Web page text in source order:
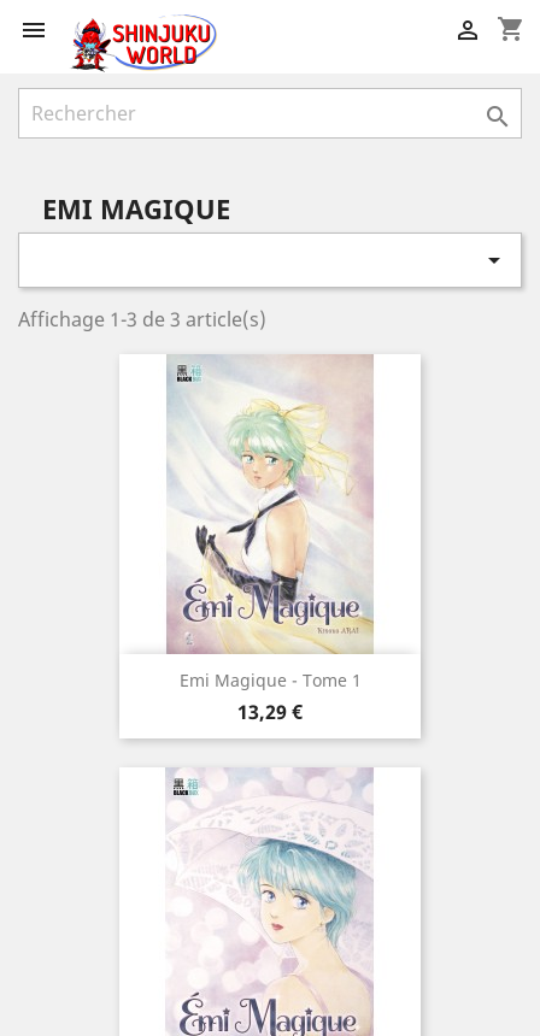
 shopping_cart


EMI MAGIQUE

Affichage 1-3 de 3 article(s)
Emi Magique - Tome 1
Prix
13,29 €